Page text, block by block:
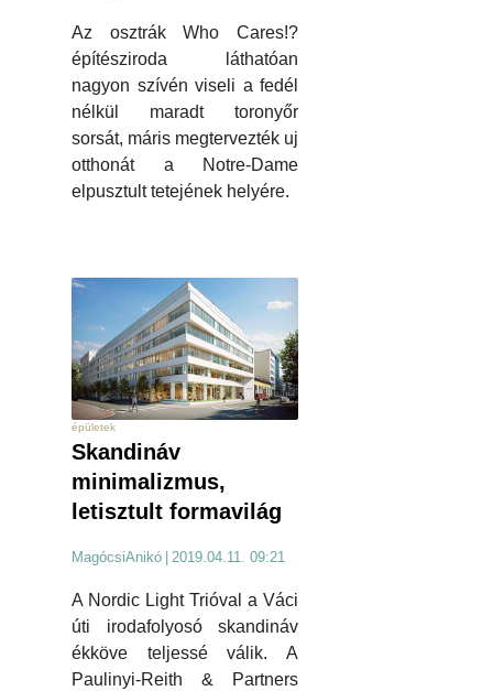
Az osztrák Who Cares!?
építésziroda láthatóan
nagyon szívén viseli a fedél
nélkül maradt toronyőr
sorsát, máris megtervezték uj
otthonát a Notre-Dame
elpusztult tetejének helyére.
épületek
Skandináv
minimalizmus,
letisztult formavilág
MagócsiAnikó 2019.04.11. 09:21
A Nordic Light Trióval a Váci
úti irodafolyosó skandináv
ékköve teljessé válik. A
Paulinyi-Reith & Partners